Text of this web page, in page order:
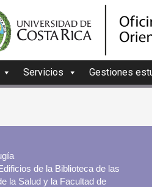
Servicios Gestiones
de la Biblioteca de las
la Salud y la Facultad de